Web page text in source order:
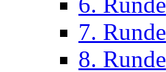
7. Runde
8. Runde